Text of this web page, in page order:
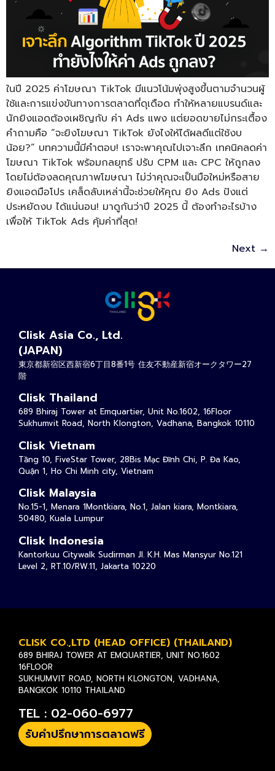
ในปี 2025 ค่าโฆษณา TikTok มีแนวโน้มพุ่งสูงขึ้นตามจำนวนผู้
ใช้และการแข่งขันทางการตลาดที่ดุเดือด ทำให้หลายแบรนด์และ
นักยิงแอดต้องเผชิญกับ ค่า Ads แพง แต่ยอดขายไม่กระเตื้อง
คำถามคือ “จะยิงโฆษณา TikTok ยังไงให้ได้ผลดีแต่ใช้งบ
น้อย?” บทความนี้มีคำตอบ! เราจะพาคุณไปเจาะลึก เทคนิคลดค่า
โฆษณา TikTok พร้อมกลยุทธ์ ปรับ CPM และ CPC ให้ถูกลง
โดยไม่ต้องลดคุณภาพโฆษณา ไม่ว่าคุณจะเป็นมือใหม่หรือสาย
ยิงแอดมือโปร เคล็ดลับเหล่านี้จะช่วยให้คุณ ยิง Ads ปังแต่
ประหยัดงบ ได้แน่นอน! มาดูกันว่าปี 2025 นี้ ต้องทำอะไรบ้าง
เพื่อให้ TikTok Ads คุ้มค่าที่สุด!
Next →
Clisk Asia Co., Ltd.
(JAPAN)
東京都新宿区西新宿6丁目8番1号 住友不動産新宿オークタワー27
階
Clisk Thailand
689 Bhiraj Tower at Emquartier, Unit No.1602, 16Floor
Sukhumvit Road, North Klongton, Vadhana, Bangkok 10110
Clisk Vietnam
Tầng 10, FiveStar Tower, 28Bis Mạc Đĩnh Chi, P. Đa Kao,
Quận 1, Ho Chi Minh city, Vietnam
Clisk Malaysia
No.15-1, Menara 1Montkiara, No.1, Jalan kiara, Montkiara,
50480, Kuala Lumpur
Clisk Indonesia
Kantorkuu Citywalk Sudirman Jl. K.H. Mas Mansyur No.121
Level 2, RT.10/RW.11, Jakarta 10220
CLISK CO.,LTD (HEAD OFFICE) (THAILAND)
689 BHIRAJ TOWER AT EMQUARTIER, UNIT NO.1602
16FLOOR
SUKHUMVIT ROAD, NORTH KLONGTON, VADHANA,
BANGKOK 10110 THAILAND
TEL : 02-060-6977
รับคำปรึกษาการตลาดฟรี